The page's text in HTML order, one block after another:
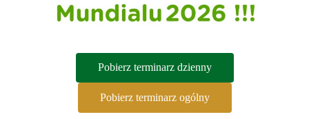
Pobierz terminarz dzienny
Pobierz terminarz ogólny